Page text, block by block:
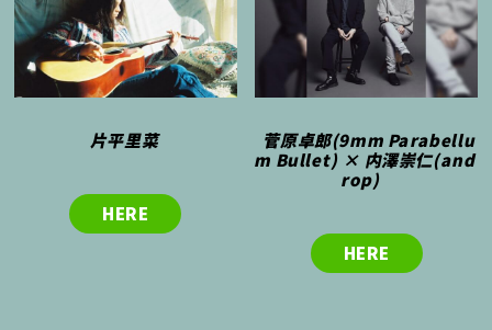
片平里菜
HERE
菅原卓郎(9mm Parabellu
m Bullet) × 内澤崇仁(and
rop)
HERE